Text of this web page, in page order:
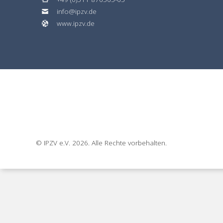
info@ipzv.de
www.ipzv.de
© IPZV e.V. 2026. Alle Rechte vorbehalten.